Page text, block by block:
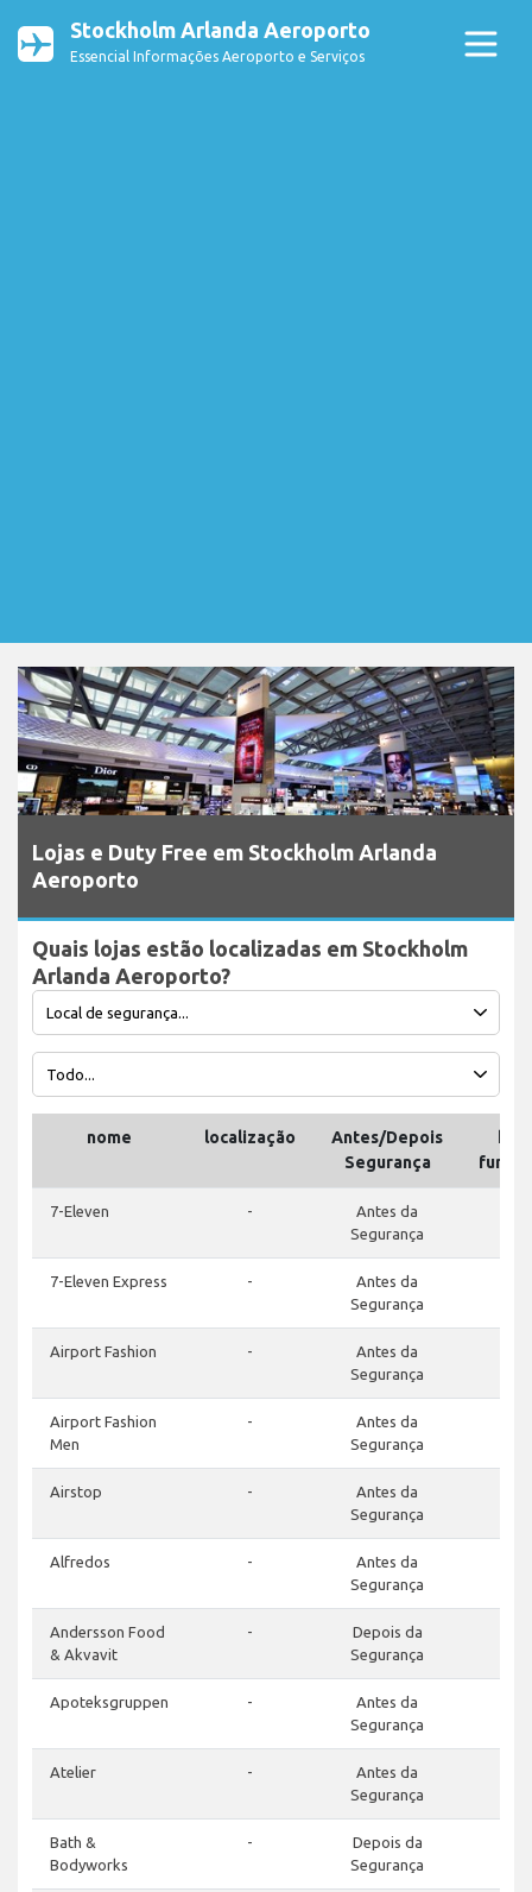
Stockholm Arlanda Aeroporto
Essencial Informações Aeroporto e Serviços
Lojas e Duty Free em Stockholm Arlanda
Aeroporto
Quais lojas estão localizadas em Stockholm
Arlanda Aeroporto?
nome localização
Antes/Depois
Segurança
7-Eleven -
Antes da
Segurança
7-Eleven Express -
Antes da
Segurança
Airport Fashion -
Antes da
Segurança
Airport Fashion
Men
-
Antes da
Segurança
Airstop -
Antes da
Segurança
Alfredos -
Antes da
Segurança
Andersson Food
& Akvavit
-
Depois da
Segurança
Apoteksgruppen -
Antes da
Segurança
Atelier -
Antes da
Segurança
Bath &
Bodyworks
-
Depois da
Segurança